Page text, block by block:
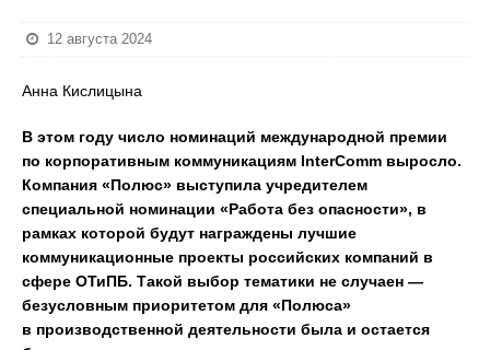
12 августа 2024
Анна Кислицына
В этом году число номинаций международной премии
по корпоративным коммуникациям InterComm выросло.
Компания «Полюс» выступила учредителем
специальной номинации «Работа без опасности», в
рамках которой будут награждены лучшие
коммуникационные проекты российских компаний в
сфере ОТиПБ. Такой выбор тематики не случаен —
безусловным приоритетом для «Полюса»
в производственной деятельности была и остается